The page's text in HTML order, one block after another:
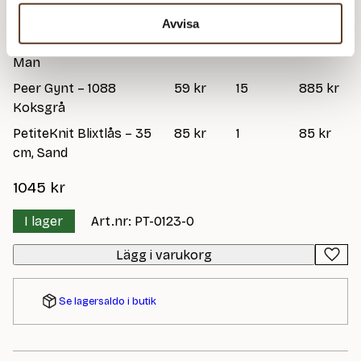
Avvisa
Pris/st
Zipper Sweater Light –
Man
75 kr 1 75 kr
Peer Gynt – 1088
Koksgrå
59 kr 15 885 kr
PetiteKnit Blixtlås – 35
cm, Sand
85 kr 1 85 kr
1045 kr
I lager Art.nr: PT-0123-0
Lägg i varukorg
Se lagersaldo i butik